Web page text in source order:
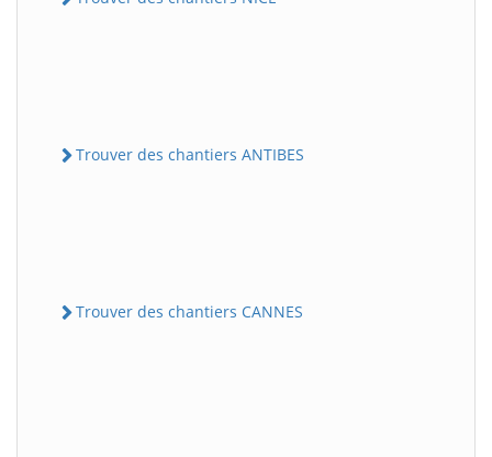
Trouver des chantiers ANTIBES
Trouver des chantiers CANNES